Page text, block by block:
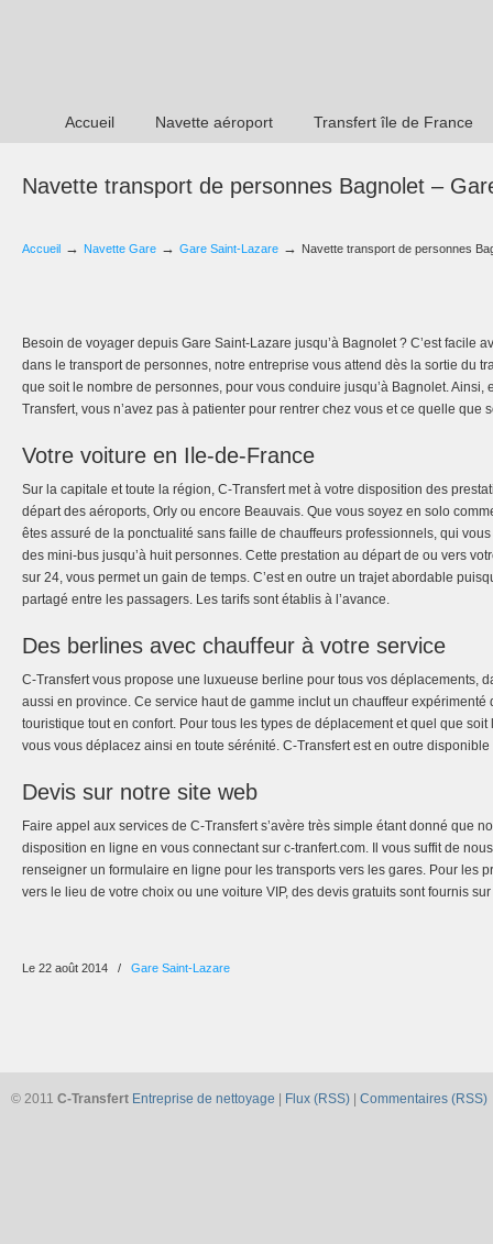
Accueil Navette aéroport Transfert île de France
Navette transport de personnes Bagnolet –
Accueil → Navette Gare → Gare Saint-Lazare → Navette transport de personnes
Besoin de voyager depuis Gare Saint-Lazare jusqu’à Bagnolet ? C’est facile
dans le transport de personnes, notre entreprise vous attend dès la sortie du
que soit le nombre de personnes, pour vous conduire jusqu’à Bagnolet. Ainsi,
Transfert, vous n’avez pas à patienter pour rentrer chez vous et ce quelle que
Votre voiture en Ile-de-France
Sur la capitale et toute la région, C-Transfert met à votre disposition des
départ des aéroports, Orly ou encore Beauvais. Que vous soyez en solo
êtes assuré de la ponctualité sans faille de chauffeurs professionnels, qui
des mini-bus jusqu’à huit personnes. Cette prestation au départ de ou vers
sur 24, vous permet un gain de temps. C’est en outre un trajet abordable
partagé entre les passagers. Les tarifs sont établis à l’avance.
Des berlines avec chauffeur à votre service
C-Transfert vous propose une luxueuse berline pour tous vos déplacements,
aussi en province. Ce service haut de gamme inclut un chauffeur expérimenté
touristique tout en confort. Pour tous les types de déplacement et quel que
vous vous déplacez ainsi en toute sérénité. C-Transfert est en outre
Devis sur notre site web
Faire appel aux services de C-Transfert s’avère très simple étant donné que
disposition en ligne en vous connectant sur c-tranfert.com. Il vous suffit de
renseigner un formulaire en ligne pour les transports vers les gares. Pour les
vers le lieu de votre choix ou une voiture VIP, des devis gratuits sont fournis
Le 22 août 2014 / Gare Saint-Lazare
© 2011 C-Transfert Entreprise de nettoyage Flux (RSS) Commentaires (RSS)